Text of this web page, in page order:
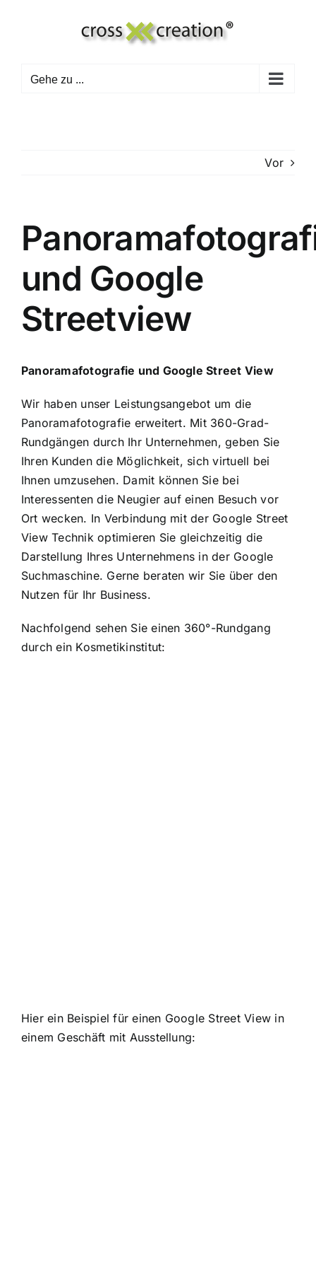
Gehe zu ...
Vor
und Google
Streetview
Panoramafotografie und Google Street View
Wir haben unser Leistungsangebot um die
Panoramafotografie erweitert. Mit 360-Grad-
Rundgängen durch Ihr Unternehmen, geben Sie
Ihren Kunden die Möglichkeit, sich virtuell bei
Ihnen umzusehen. Damit können Sie bei
Interessenten die Neugier auf einen Besuch vor
Ort wecken. In Verbindung mit der Google Street
View Technik optimieren Sie gleichzeitig die
Darstellung Ihres Unternehmens in der Google
Suchmaschine. Gerne beraten wir Sie über den
Nutzen für Ihr Business.
Nachfolgend sehen Sie einen 360°-Rundgang
durch ein Kosmetikinstitut:
Hier ein Beispiel für einen Google Street View in
einem Geschäft mit Ausstellung: